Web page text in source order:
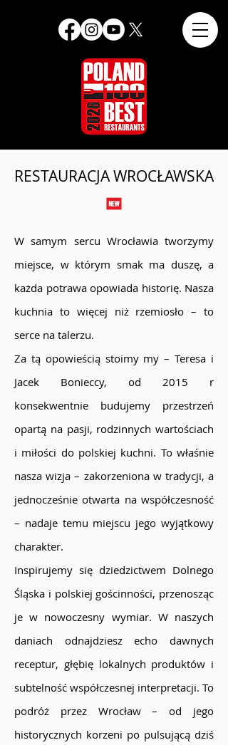
RESTAURACJA WROCŁAWSKA
W samym sercu Wrocławia tworzymy
miejsce, w którym smak ma duszę, a
każda potrawa opowiada historię. Nasza
kuchnia to więcej niż rzemiosło – to
serce na talerzu.
Za tą opowieścią stoimy my – Teresa i
Jacek Bonieccy, od 2015 r
konsekwentnie budujemy przestrzeń
opartą na pasji, rodzinnych wartościach
i miłości do polskiej kuchni. To właśnie
nasza wizja – zakorzeniona w tradycji, a
jednocześnie otwarta na współczesność
– nadaje temu miejscu jego wyjątkowy
charakter.
Inspirujemy się dziedzictwem Dolnego
Śląska i polskiej gościnności, przenosząc
je w nowoczesny wymiar. W naszych
daniach odnajdziesz echo dawnych
receptur, głębię lokalnych produktów i
subtelność współczesnej interpretacji. To
podróż przez Wrocław – od jego
historycznych korzeni po pulsującą dziś